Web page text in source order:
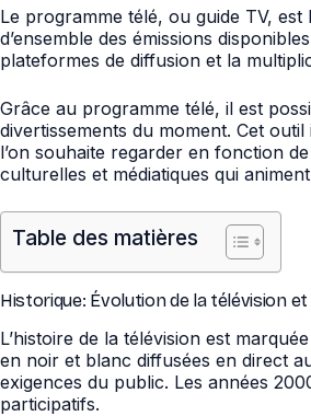
Le programme télé, ou guide TV,
d’ensemble des émissions
plateformes de diffusion et la
Grâce au programme télé, il est
divertissements du moment. Cet
l’on souhaite regarder en fonction
culturelles et médiatiques qui
Table des matières
Historique: Évolution de la télévision
L’histoire de la télévision est
en noir et blanc diffusées en direct
exigences du public. Les années
participatifs.